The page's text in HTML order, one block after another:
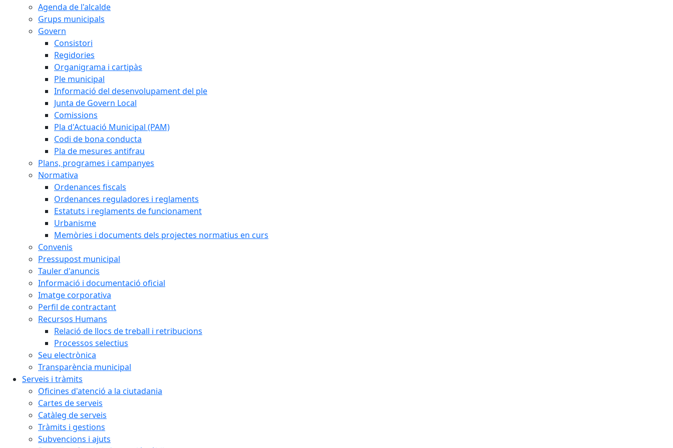
Agenda de l'alcalde
Grups municipals
Govern
Consistori
Regidories
Organigrama i cartipàs
Ple municipal
Informació del desenvolupament del ple
Junta de Govern Local
Comissions
Pla d'Actuació Municipal (PAM)
Codi de bona conducta
Pla de mesures antifrau
Plans, programes i campanyes
Normativa
Ordenances fiscals
Ordenances reguladores i reglaments
Estatuts i reglaments de funcionament
Urbanisme
Memòries i documents dels projectes normatius en curs
Convenis
Pressupost municipal
Tauler d'anuncis
Informació i documentació oficial
Imatge corporativa
Perfil de contractant
Recursos Humans
Relació de llocs de treball i retribucions
Processos selectius
Seu electrònica
Transparència municipal
Serveis i tràmits
Oficines d'atenció a la ciutadania
Cartes de serveis
Catàleg de serveis
Tràmits i gestions
Subvencions i ajuts